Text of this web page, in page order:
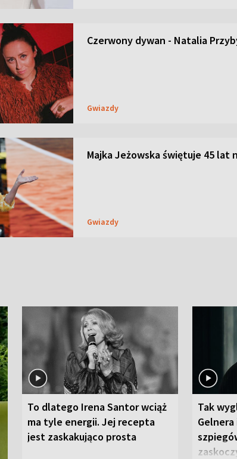
Czerwony dywan - Natalia
Gwiazdy
Majka Jeżowska świętuje 45 lat
Gwiazdy
To dlatego Irena Santor wciąż
ma tyle energii. Jej recepta
jest zaskakująco prosta
Tak